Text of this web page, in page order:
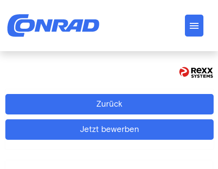
Zurück
Jetzt bewerben